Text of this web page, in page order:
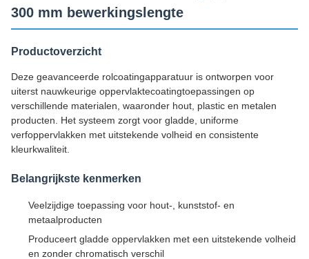
300 mm bewerkingslengte
Productoverzicht
Deze geavanceerde rolcoatingapparatuur is ontworpen voor
uiterst nauwkeurige oppervlaktecoatingtoepassingen op
verschillende materialen, waaronder hout, plastic en metalen
producten. Het systeem zorgt voor gladde, uniforme
verfoppervlakken met uitstekende volheid en consistente
kleurkwaliteit.
Belangrijkste kenmerken
Veelzijdige toepassing voor hout-, kunststof- en
metaalproducten
Produceert gladde oppervlakken met een uitstekende volheid
en zonder chromatisch verschil